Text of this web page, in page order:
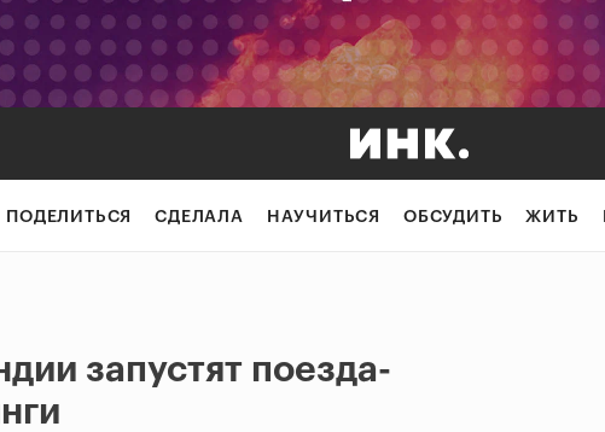
ПОДЕЛИТЬСЯ СДЕЛАЛА НАУЧИТЬСЯ ОБСУДИТЬ ЖИТЬ
запустят поезда-